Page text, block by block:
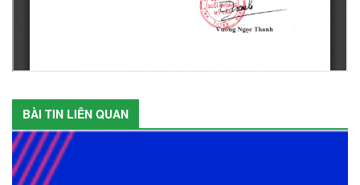
BÀI TIN LIÊN QUAN